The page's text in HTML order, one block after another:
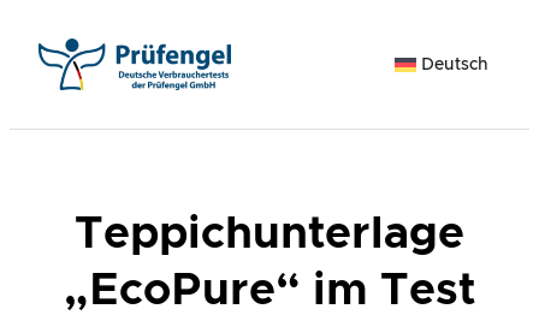
Inhalt
springen
Deutsch
Teppichunterlage
„EcoPure“ im Test